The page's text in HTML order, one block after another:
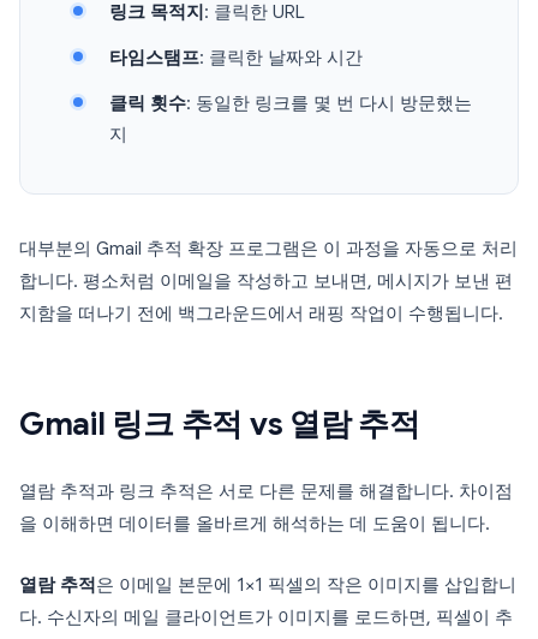
링크 목적지: 클릭한 URL
타임스탬프: 클릭한 날짜와 시간
클릭 횟수: 동일한 링크를 몇 번 다시 방문했는
지
대부분의 Gmail 추적 확장 프로그램은 이 과정을 자동으로 처리
합니다. 평소처럼 이메일을 작성하고 보내면, 메시지가 보낸 편
지함을 떠나기 전에 백그라운드에서 래핑 작업이 수행됩니다.
Gmail 링크 추적 vs 열람 추적
열람 추적과 링크 추적은 서로 다른 문제를 해결합니다. 차이점
을 이해하면 데이터를 올바르게 해석하는 데 도움이 됩니다.
열람 추적은 이메일 본문에 1×1 픽셀의 작은 이미지를 삽입합니
다. 수신자의 메일 클라이언트가 이미지를 로드하면, 픽셀이 추